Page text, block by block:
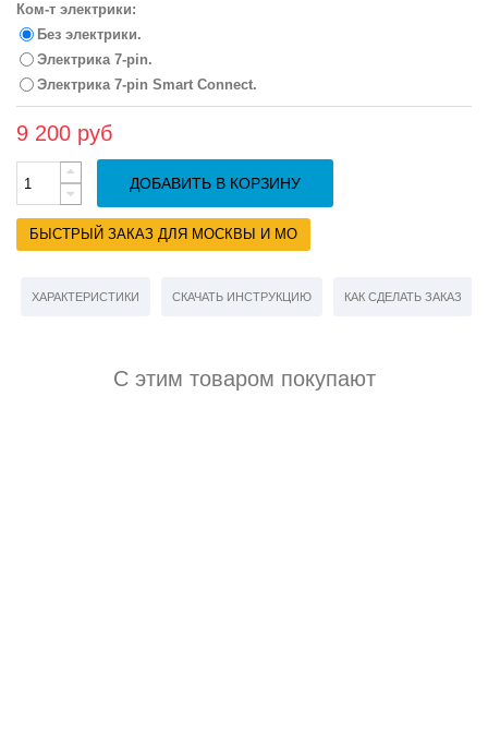
Ком-т электрики:
Без электрики.
Электрика 7-pin.
Электрика 7-pin Smart Connect.
9 200 руб
ДОБАВИТЬ В КОРЗИНУ
БЫСТРЫЙ ЗАКАЗ ДЛЯ МОСКВЫ И МО
ХАРАКТЕРИСТИКИ СКАЧАТЬ ИНСТРУКЦИЮ КАК СДЕЛАТЬ ЗАКАЗ
С этим товаром покупают